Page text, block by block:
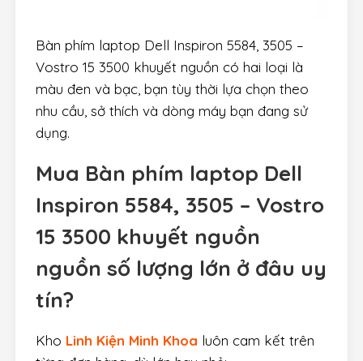
Bàn phím laptop Dell Inspiron 5584, 3505 –
Vostro 15 3500 khuyết nguồn có hai loại là
màu đen và bạc, bạn tùy thời lựa chọn theo
nhu cầu, sở thích và dòng máy bạn đang sử
dụng.
Mua Bàn phím laptop Dell
Inspiron 5584, 3505 – Vostro
15 3500 khuyết nguồn
nguồn số lượng lớn ở đâu uy
tín?
Kho Linh Kiện Minh Khoa luôn cam kết trên